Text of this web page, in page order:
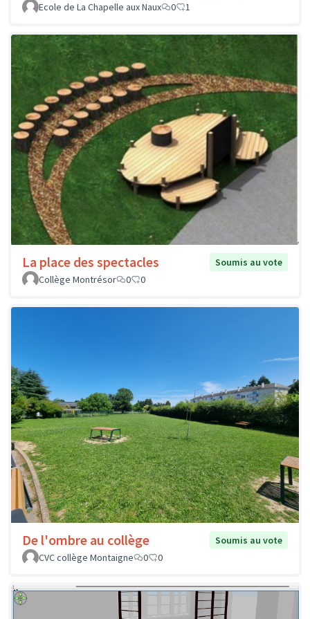
Ecole de La Chapelle aux Naux
0 1
La place des spectacles
Soumis au vote
Collège Montrésor
0 0
De l'ombre au collège
Soumis au vote
CVC collège Montaigne
0 0